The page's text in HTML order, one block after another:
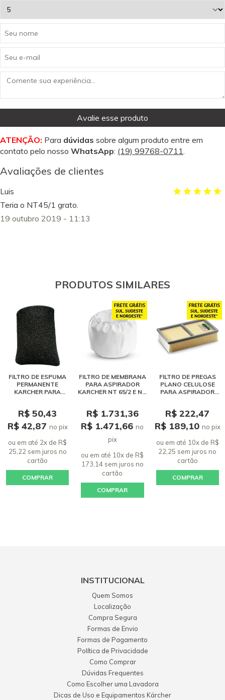
Avalie esse produto
ATENÇÃO: Para dúvidas sobre algum produto entre em
contato pelo nosso WhatsApp: (19) 99768-0711.
Avaliações de clientes
Luis
Teria o NT45/1 grato.
19 outubro 2019 - 11:13
PRODUTOS SIMILARES
FILTRO DE ESPUMA
PERMANENTE
KARCHER PARA
R$ 50,43
R$ 42,87 no pix
ou em até 2x de R$
25,22 sem juros no
cartão
COMPRAR
FILTRO DE MEMBRANA
PARA ASPIRADOR
KARCHER NT 65/2 E NT
R$ 1.731,36
R$ 1.471,66no
pix
ou em até 10x de R$
173,14 sem juros no
cartão
COMPRAR
FILTRO DE PREGAS
PLANO CELULOSE
PARA ASPIRADOR
R$ 222,47
R$ 189,10 no pix
ou em até 10x de R$
22,25 sem jurosno
cartão
COMPRAR
INSTITUCIONAL
Quem Somos
Localização
Compra Segura
Formas de Envio
Formas de Pagamento
Política de Privacidade
Como Comprar
Dúvidas Frequentes
Como Escolher uma Lavadora
Dicas de Uso e Equipamentos Kärcher